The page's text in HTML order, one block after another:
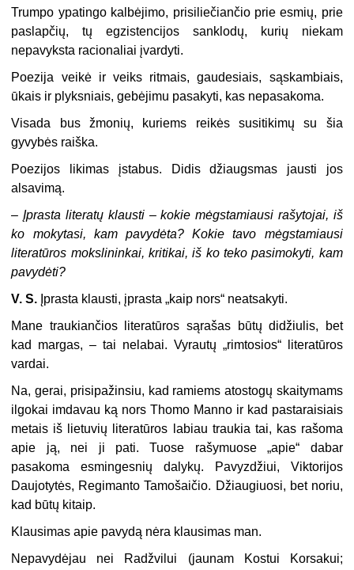
Trumpo ypatingo kalbėjimo, prisiliečiančio prie esmių, prie
paslapčių, tų egzistencijos sanklodų, kurių niekam
nepavyksta racionaliai įvardyti.
Poezija veikė ir veiks ritmais, gaudesiais, sąskambiais,
ūkais ir plyksniais, gebėjimu pasakyti, kas nepasakoma.
Visada bus žmonių, kuriems reikės susitikimų su šia
gyvybės raiška.
Poezijos likimas įstabus. Didis džiaugsmas jausti jos
alsavimą.
– Įprasta literatų klausti – kokie mėgstamiausi rašytojai, iš
ko mokytasi, kam pavydėta? Kokie tavo mėgstamiausi
literatūros mokslininkai, kritikai, iš ko teko pasimokyti, kam
pavydėti?
V. S. Įprasta klausti, įprasta „kaip nors“ neatsakyti.
Mane traukiančios literatūros sąrašas būtų didžiulis, bet
kad margas, – tai nelabai. Vyrautų „rimtosios“ literatūros
vardai.
Na, gerai, prisipažinsiu, kad ramiems atostogų skaitymams
ilgokai imdavau ką nors Thomo Manno ir kad pastaraisiais
metais iš lietuvių literatūros labiau traukia tai, kas rašoma
apie ją, nei ji pati. Tuose rašymuose „apie“ dabar
pasakoma esmingesnių dalykų. Pavyzdžiui, Viktorijos
Daujotytės, Regimanto Tamošaičio. Džiaugiuosi, bet noriu,
kad būtų kitaip.
Klausimas apie pavydą nėra klausimas man.
Nepavydėjau nei Radžvilui (jaunam Kostui Korsakui;